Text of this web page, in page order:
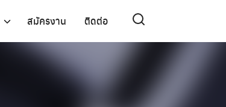
สมัครงาน ติดต่อ